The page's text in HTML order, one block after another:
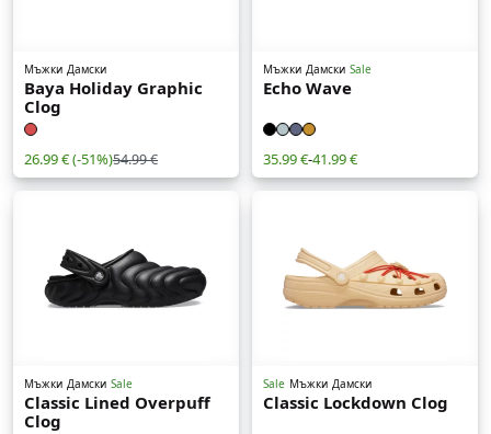
Мъжки Дамски
Baya Holiday Graphic
Clog
26.99 €(-51%)54.99 €
Мъжки Дамски Sale
Echo Wave
35.99 €-41.99 €
Мъжки Дамски Sale
Classic Lined Overpuff
Clog
Sale Мъжки Дамски
Classic Lockdown Clog